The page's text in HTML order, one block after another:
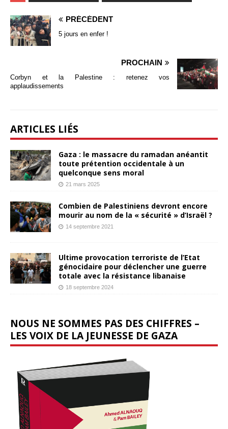
PRÉCÉDENT
5 jours en enfer !
PROCHAIN
Corbyn et la Palestine : retenez vos
applaudissements
ARTICLES LIÉS
Gaza : le massacre du ramadan anéantit
toute prétention occidentale à un
quelconque sens moral
21 mars 2025
Combien de Palestiniens devront encore
mourir au nom de la « sécurité » d’Israël ?
14 septembre 2021
Ultime provocation terroriste de l’Etat
génocidaire pour déclencher une guerre
totale avec la résistance libanaise
18 septembre 2024
NOUS NE SOMMES PAS DES CHIFFRES –
LES VOIX DE LA JEUNESSE DE GAZA